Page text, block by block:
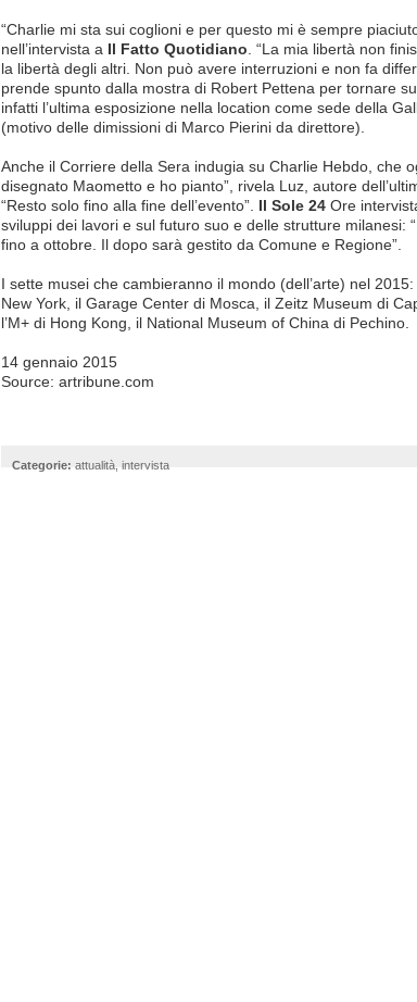
“Charlie mi sta sui coglioni e per questo mi è sempre
nell’intervista a Il Fatto Quotidiano . “La mia libertà non
la libertà degli altri. Non può avere interruzioni e non fa
prende spunto dalla mostra di Robert Pettena per tornare
infatti l’ultima esposizione nella location come sede della
(motivo delle dimissioni di Marco Pierini da direttore).
Anche il Corriere della Sera indugia su Charlie Hebdo, che
disegnato Maometto e ho pianto”, rivela Luz, autore
“Resto solo fino alla fine dell’evento”. Il Sole 24 Ore
sviluppi dei lavori e sul futuro suo e delle strutture
fino a ottobre. Il dopo sarà gestito da Comune e Regione”.
I sette musei che cambieranno il mondo (dell’arte) nel
New York, il Garage Center di Mosca, il Zeitz Museum di
l’M+ di Hong Kong, il National Museum of China di Pechino.
14 gennaio 2015
Source: artribune.com
Categorie: attualità intervista